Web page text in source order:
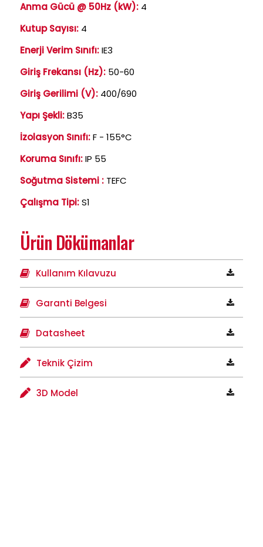
Anma Gücü @ 50Hz (kW): 4
Kutup Sayısı: 4
Enerji Verim Sınıfı:IE3
Giriş Frekansı (Hz): 50-60
Giriş Gerilimi (V): 400/690
Yapı Şekli:B35
İzolasyon Sınıfı:F - 155°C
Koruma Sınıfı:IP 55
Soğutma Sistemi : TEFC
Çalışma Tipi:S1
Ürün Dökümanlar
Kullanım Kılavuzu
Garanti Belgesi
Datasheet
Teknik Çizim
3D Model